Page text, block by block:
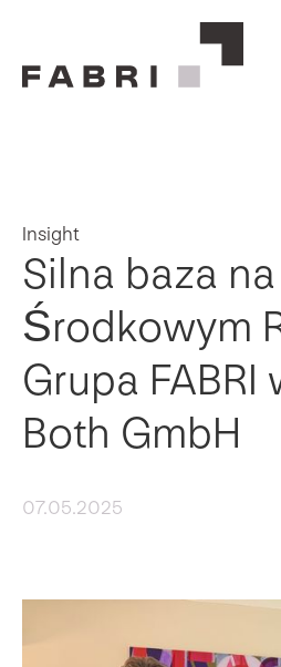
Insight
Silna baza na
Środkowym
Grupa FABRI
Both GmbH
07.05.2025